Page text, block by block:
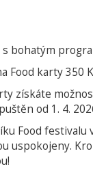
bohatým
Food karty 350
získáte
od 1. 4.
Food festivalu
uspokojeny.